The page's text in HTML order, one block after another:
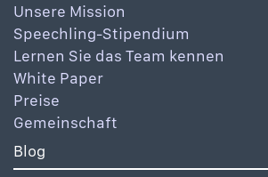
Unsere Mission
Speechling-Stipendium
Lernen Sie das Team kennen
White Paper
Preise
Gemeinschaft
Blog